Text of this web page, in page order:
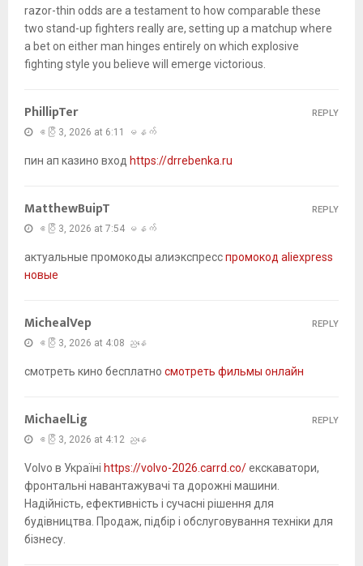
razor-thin odds are a testament to how comparable these
two stand-up fighters really are, setting up a matchup where
a bet on either man hinges entirely on which explosive
fighting style you believe will emerge victorious.
PhillipTer
ဧပြီ 3, 2026 at 6:11 မနက်
пин ап казино вход https://drrebenka.ru
REPLY
MatthewBuipT
ဧပြီ 3, 2026 at 7:54 မနက်
актуальные промокоды алиэкспресспромокод aliexpress
новые
REPLY
MichealVep
ဧပြီ 3, 2026 at 4:08 ညနေ
смотреть кино бесплатно смотреть фильмы онлайн
REPLY
MichaelLig
ဧပြီ 3, 2026 at 4:12 ညနေ
Volvo в Україні https://volvo-2026.carrd.co/екскаватори,
фронтальні навантажувачі та дорожні машини.
Надійність, ефективність і сучасні рішення для
будівництва. Продаж, підбір і обслуговування техніки для
бізнесу.
REPLY